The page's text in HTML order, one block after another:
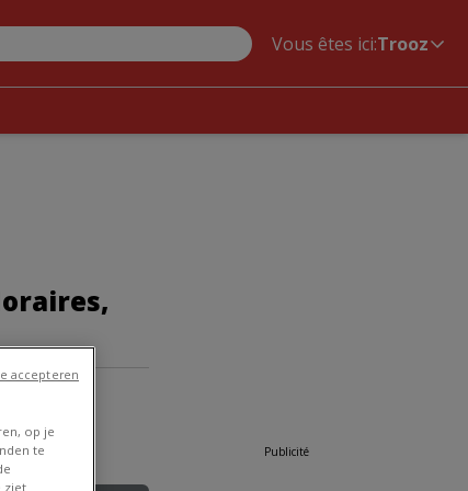
Vous êtes ici:Trooz
Publicité
op je
te
ziet
accepteren